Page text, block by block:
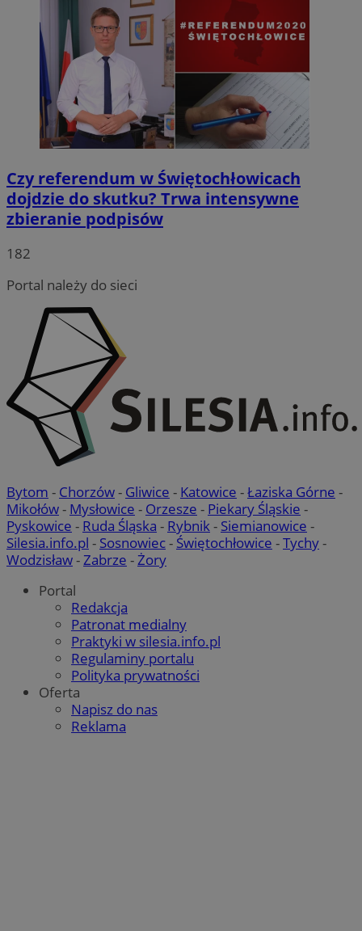
Czy referendum w Świętochłowicach
dojdzie do skutku? Trwa intensywne
zbieranie podpisów
182
Portal należy do sieci
Bytom - Chorzów- Gliwice - Katowice -Łaziska Górne -
Mikołów- Mysłowice - Orzesze - Piekary Śląskie -
Pyskowice - Ruda Śląska - Rybnik- Siemianowice -
Silesia.info.pl - Sosnowiec- Świętochłowice -Tychy-
Wodzisław-Zabrze -Żory
Portal
Redakcja
Patronat medialny
Praktyki w silesia.info.pl
Regulaminy portalu
Polityka prywatności
Oferta
Napisz do nas
Reklama